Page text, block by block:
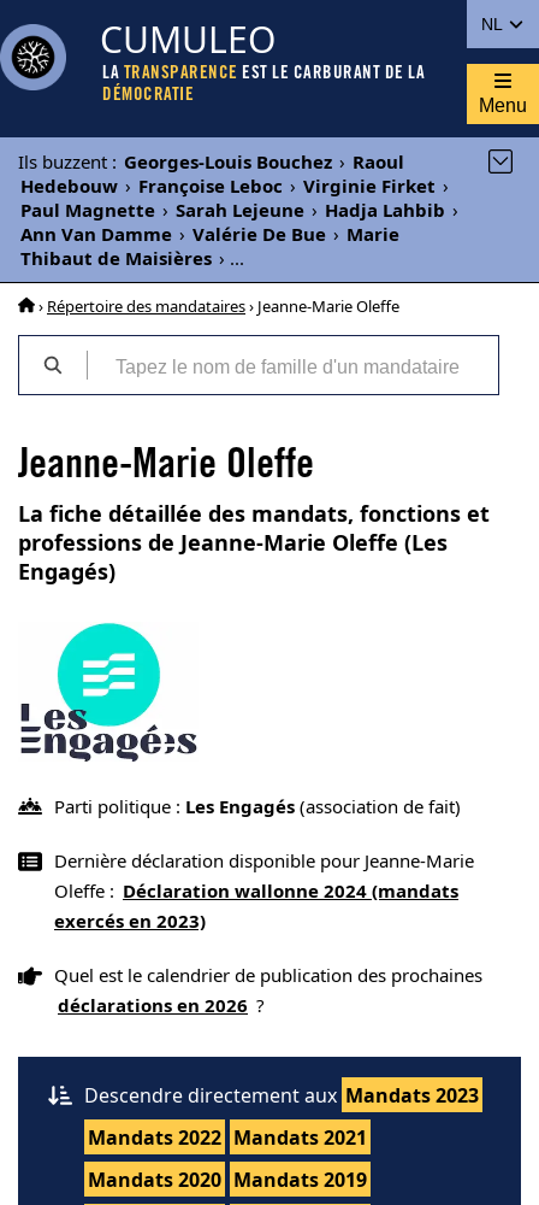
NL
CUMULEO
LA TRANSPARENCE EST LE CARBURANT DE LA
DÉMOCRATIE
Menu
Ils buzzent : Georges-Louis Bouchez › Raoul
Hedebouw › Françoise Leboc › Virginie Firket ›
Paul Magnette › Sarah Lejeune › Hadja Lahbib ›
Ann Van Damme › Valérie De Bue › Marie
Thibaut de Maisières › ...
› Répertoire des mandataires› Jeanne-Marie Oleffe
Jeanne-Marie Oleffe
La fiche détaillée des mandats, fonctions et
professions de Jeanne-Marie Oleffe (Les
Engagés)
Parti politique : Les Engagés (association de fait)
Dernière déclaration disponible pour Jeanne-Marie
Oleffe : Déclaration wallonne 2024 (mandats
exercés en 2023)
Quel est le calendrier de publication des prochaines
déclarations en 2026 ?
Descendre directement aux Mandats 2023
Mandats 2022 Mandats 2021
Mandats 2020 Mandats 2019